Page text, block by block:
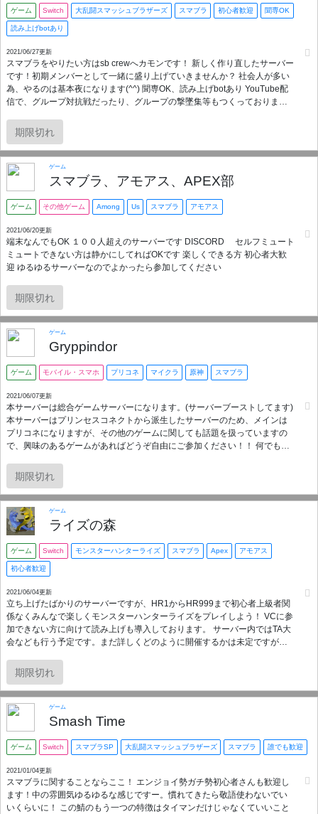
ゲーム Switch 大乱闘スマッシュブラザーズ スマブラ 初心者歓迎 聞専OK
読み上げbotあり
2021/06/27更新
スマブラをやりたい方はsb crewへカモンです！ 新しく作り直したサーバー
です！初期メンバーとして一緒に盛り上げていきませんか？ 社会人が多い
為、やるのは基本夜になります(^^) 聞専OK、読み上げbotあり YouTube配
信で、グループ対抗戦だったり、グループの撃墜集等もつくっておりま
期限切れ
ゲーム
スマブラ、アモアス、APEX部
ゲーム その他ゲーム Among Us スマブラ アモアス
2021/06/20更新
端末なんでもOK １００人超えのサーバーです DISCORD セルフミュート
ミュートできない方は静かにしてればOKです 楽しくできる方 初心者大歓
迎 ゆるゆるサーバーなのでよかったら参加してください
期限切れ
ゲーム
Gryppindor
ゲーム モバイル・スマホ プリコネ マイクラ 原神 スマブラ
2021/06/07更新
本サーバーは総合ゲームサーバーになります。(サーバーブーストしてます)
本サーバーはプリンセスコネクトから派生したサーバーのため、メインは
プリコネになりますが、その他のゲームに関しても話題を扱っていますの
で、興味のあるゲームがあればどうぞ自由にご参加ください！！ 何でもあ
用する場合あり。またマイクラは我々独自のマルチサーバーを所有してお
ります！) プリコネは初心者～中級者向けのサーバーになっておりますが、
上級者にも初心者へのアドバイスやクランでの活躍を期待したいと思いま
す。気になった方はまずご参加ください！
期限切れ
ゲーム
ライズの森
ゲーム Switch モンスターハンターライズ スマブラ Apex アモアス
初心者歓迎
2021/06/04更新
立ち上げたばかりのサーバーですが、HR1からHR999まで初心者上級者関
係なくみんなで楽しくモンスターハンターライズをプレイしよう！ VCに参
加できない方に向けて読み上げも導入しております。 サーバー内ではTA大
会なども行う予定です。まだ詳しくどのように開催するかは未定ですが、
す。 モンスターハンターだけでなくスマブラであったりその他ゲームのチ
ャンネルや、雑談チャンネルなども用意しております。 私自身サーバーの
管理人になるのが初めてですのでいろいろ使いにくいところがあるかもし
れませんが、皆さんの意見もお聞かせしてもらいながらより良いディスコ
ードサーバーにしていきたいと思います。
期限切れ
ゲーム
Smash Time
ゲーム Switch スマブラSP 大乱闘スマッシュブラザーズ スマブラ 誰でも歓迎
2021/01/04更新
スマブラに関することならここ！ エンジョイ勢ガチ勢初心者さんも歓迎し
ます！中の雰囲気ゆるゆるな感じですー。慣れてきたら敬語使わないでい
いくらいに！ この鯖のもう一つの特徴はタイマンだけじゃなくていいこと